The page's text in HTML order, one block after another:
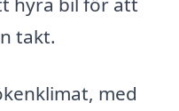
takt.
med